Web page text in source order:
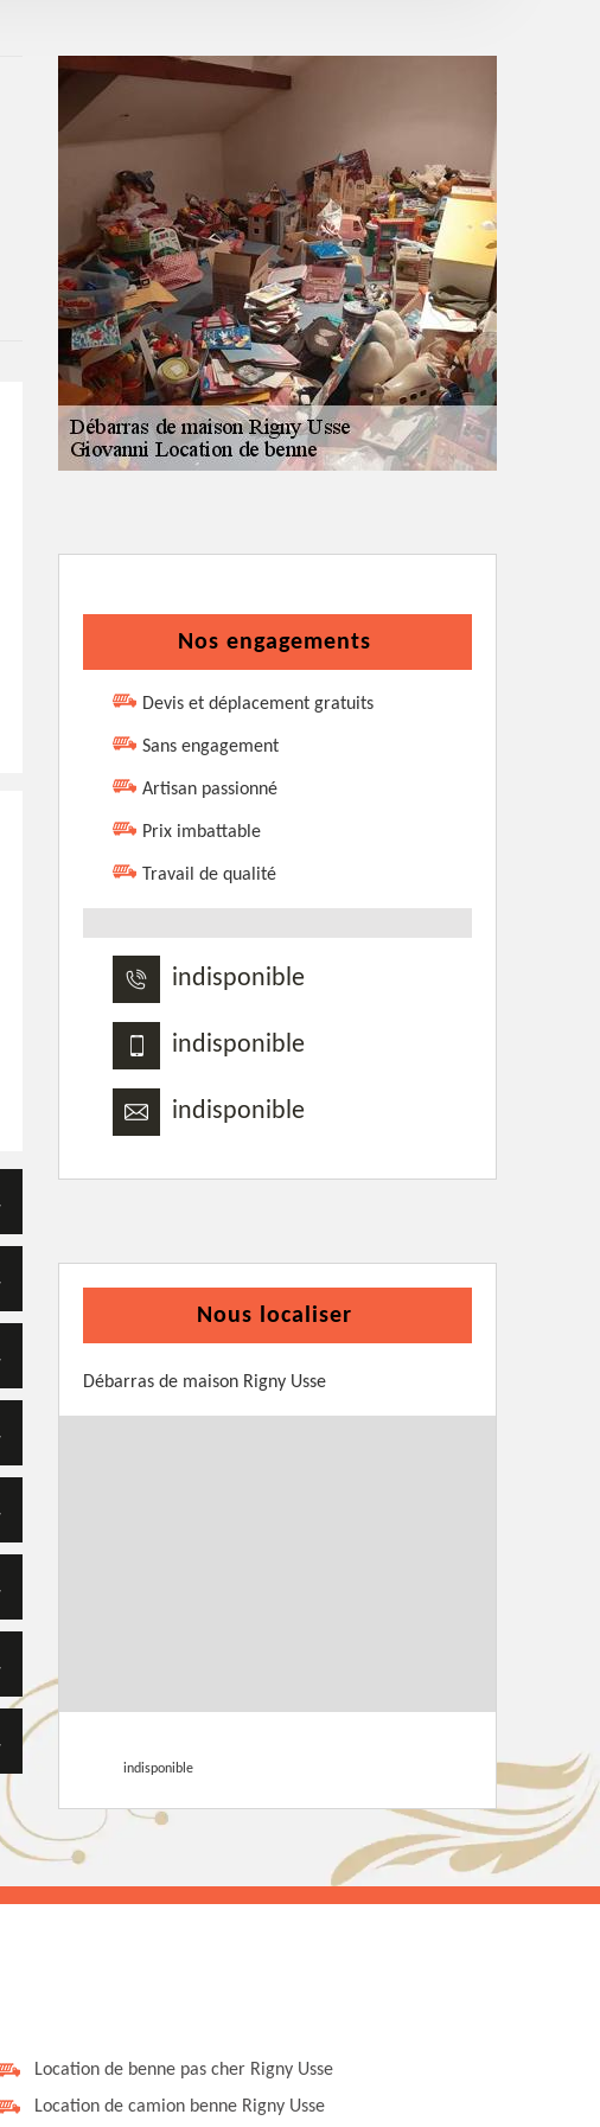
Nos engagements
Devis et déplacement gratuits
Sans engagement
Artisan passionné
Prix imbattable
Travail de qualité
indisponible
indisponible
indisponible
Nous localiser
Débarras de maison Rigny Usse
indisponible
Location de benne pas cher Rigny Usse
Location de camion benne Rigny Usse